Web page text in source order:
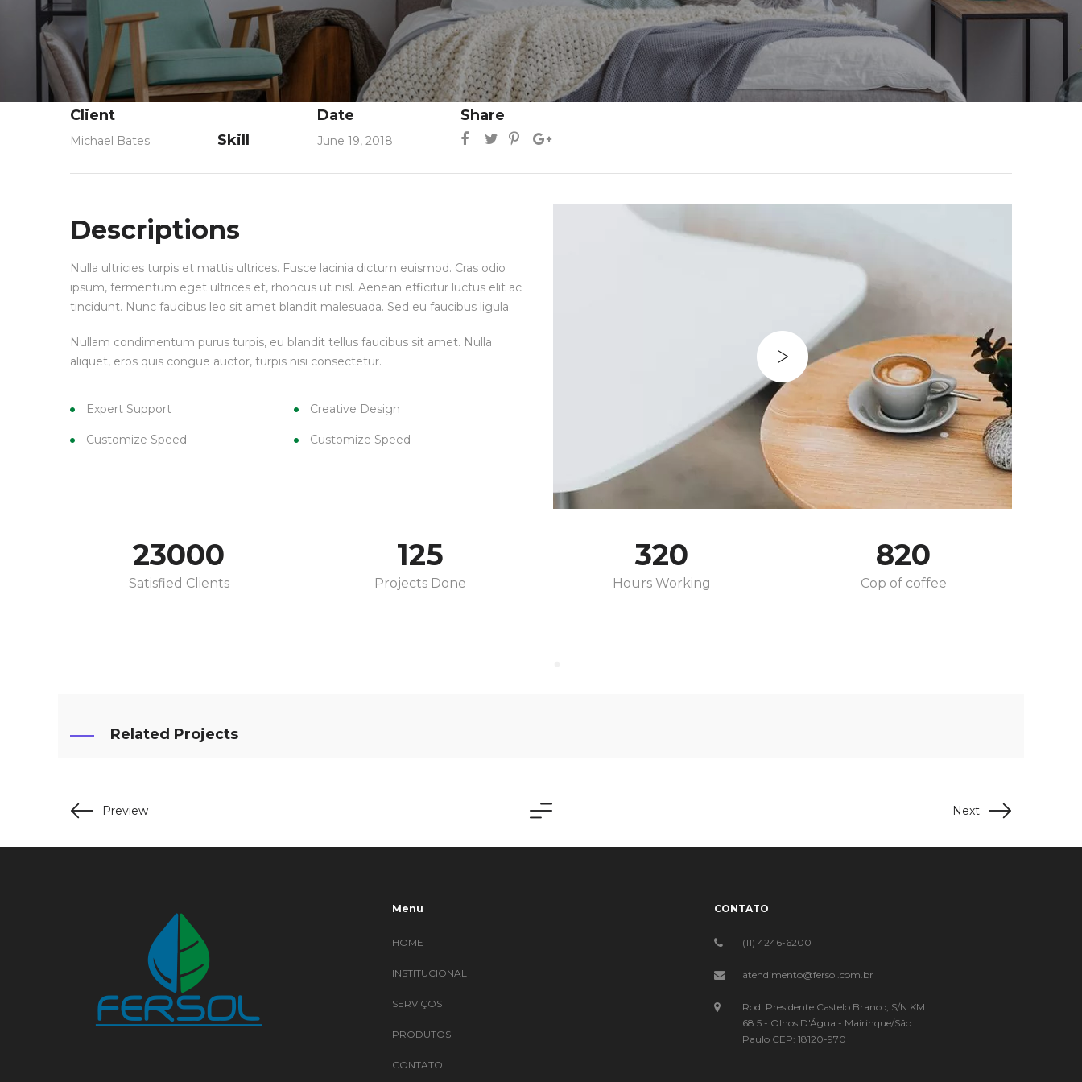
Client
Michael Bates Skill
Date
June 19, 2018
Share
Descriptions
Nulla ultricies turpis et mattis ultrices. Fusce lacinia dictum euismod. Cras odio
ipsum, fermentum eget ultrices et, rhoncus ut nisl. Aenean efficitur luctus elit ac
tincidunt. Nunc faucibus leo sit amet blandit malesuada. Sed eu faucibus ligula.
Nullam condimentum purus turpis, eu blandit tellus faucibus sit amet. Nulla
aliquet, eros quis congue auctor, turpis nisi consectetur.
Expert Support Creative Design
Customize Speed Customize Speed
23000
Satisfied Clients
125
Projects Done
320
Hours Working
820
Cop of coffee
Related Projects
Preview Next
Menu
HOME
INSTITUCIONAL
SERVIÇOS
PRODUTOS
CONTATO
CONTATO
(11) 4246-6200
atendimento@fersol.com.br
Rod. Presidente Castelo Branco, S/N KM
68.5 - Olhos D'Água - Mairinque/São
Paulo CEP: 18120-970